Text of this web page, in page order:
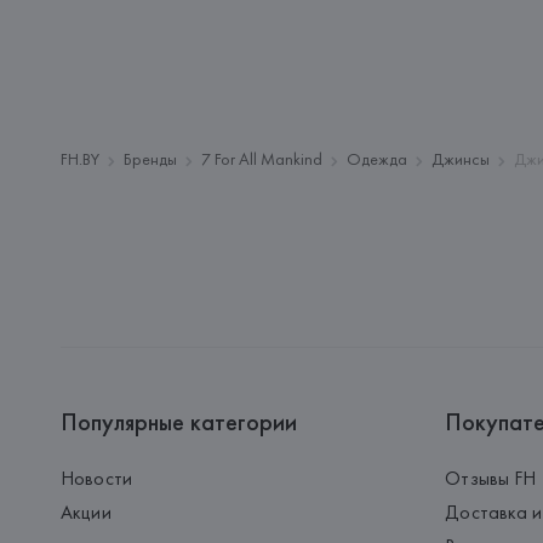
FH.BY Бренды 7 For All Mankind Одежда Джинсы
Популярные категории
Новости
Акции
Отзывы FH
Доставка